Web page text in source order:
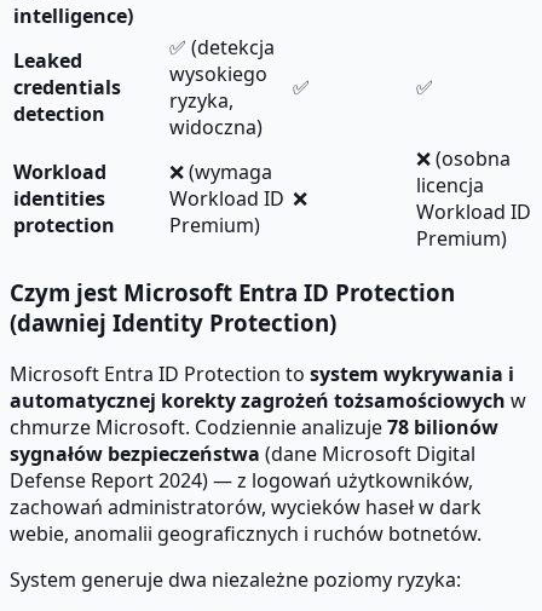
intelligence)
Leaked
credentials
detection
✅ (detekcja
wysokiego
ryzyka,
widoczna)
✅ ✅
Workload
identities
protection
❌ (wymaga
Workload ID
Premium)
❌
❌ (osobna
licencja
Workload ID
Premium)
Czym jest Microsoft Entra ID Protection
(dawniej Identity Protection)
Microsoft Entra ID Protection to system wykrywania i
automatycznej korekty zagrożeń tożsamościowych w
chmurze Microsoft. Codziennie analizuje78 bilionów
sygnałów bezpieczeństwa (dane Microsoft Digital
Defense Report 2024) — z logowań użytkowników,
zachowań administratorów, wycieków haseł w dark
webie, anomalii geograficznych i ruchów botnetów.
System generuje dwa niezależne poziomy ryzyka: